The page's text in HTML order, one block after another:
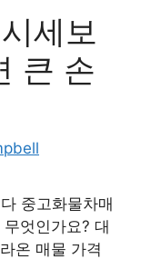
세보
큰 손
중고화물차매
엇인가요? 대
온 매물 가격